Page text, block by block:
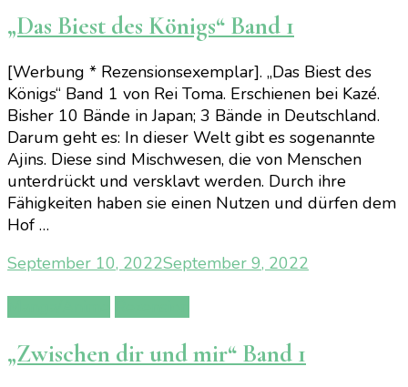
„Das Biest des Königs“ Band 1
[Werbung * Rezensionsexemplar]. „Das Biest des
Königs“ Band 1 von Rei Toma. Erschienen bei Kazé.
Bisher 10 Bände in Japan; 3 Bände in Deutschland.
Darum geht es: In dieser Welt gibt es sogenannte
Ajins. Diese sind Mischwesen, die von Menschen
unterdrückt und versklavt werden. Durch ihre
Fähigkeiten haben sie einen Nutzen und dürfen dem
Hof …
September 10, 2022September 9, 2022
„Zwischen dir und mir“ Band 1